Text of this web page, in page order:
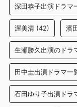
深田恭子出演ドラマ
渥美清 (42) 濱
生瀬勝久出演のドラ
田中圭出演ドラマ一
石田ゆり子出演ドラ